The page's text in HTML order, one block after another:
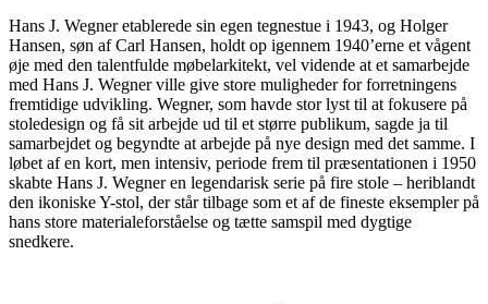
Hans J. Wegner etablerede sin egen tegnestue i 1943, og Holger
Hansen, søn af Carl Hansen, holdt op igennem 1940’erne et vågent
øje med den talentfulde møbelarkitekt, vel vidende at et samarbejde
med Hans J. Wegner ville give store muligheder for forretningens
fremtidige udvikling. Wegner, som havde stor lyst til at fokusere på
stoledesign og få sit arbejde ud til et større publikum, sagde ja til
samarbejdet og begyndte at arbejde på nye design med det samme. I
løbet af en kort, men intensiv, periode frem til præsentationen i 1950
skabte Hans J. Wegner en legendarisk serie på fire stole – heriblandt
den ikoniske Y-stol, der står tilbage som et af de fineste eksempler på
hans store materialeforståelse og tætte samspil med dygtige
snedkere.